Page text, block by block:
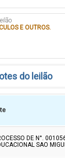
E OUTROS.
do leilão
DE N°.
SAO